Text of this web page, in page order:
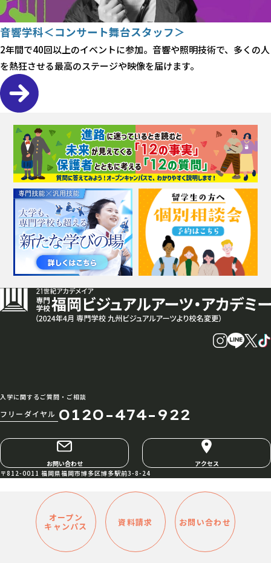
音響学科＜コンサート舞台スタッフ＞
2年間で40回以上のイベントに参加。音響や照明技術で、多くの人
を熱狂させる最高のステージや映像を届けます。
入学に関するご質問・ご相談
フリーダイヤル 0120-474-922
お問い合わせ
アクセス
〒812-0011 福岡県福岡市博多区博多駅前3-8-24
オープン
キャンパス 資料請求 お問い合わせ